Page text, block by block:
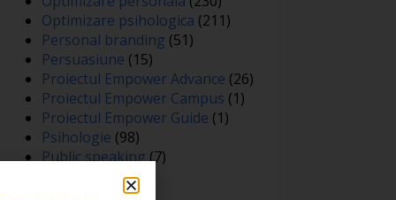
Optimizare psihologica (211)
Personal branding (51)
Persuasiune (15)
Proiectul Empower Advance (26)
Proiectul Empower Campus (1)
Proiectul Empower Guide (1)
Psihologie (98)
Public speaking(7)
(81)